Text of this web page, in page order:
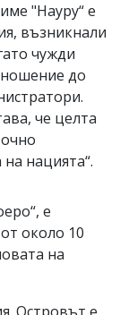
"Науру“ е
възникнали
чужди
до
че целта
нацията“.
е
около 10
на